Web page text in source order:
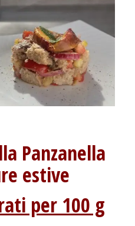
Panzanella
estive
per 100 g